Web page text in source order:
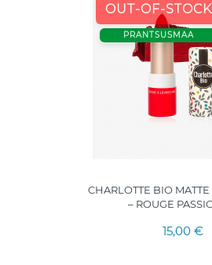
OUT-OF-STOCK
PRANTSUSMAA
CHARLOTTE BIO
– ROUGE
15,00 €